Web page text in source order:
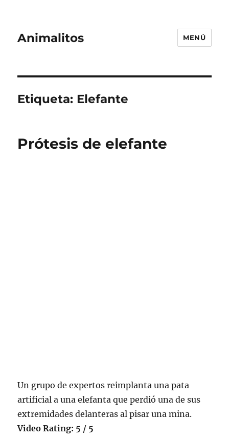
Animalitos MENÚ
Etiqueta: Elefante
Prótesis de elefante
Un grupo de expertos reimplanta una pata
artificial a una elefanta que perdió una de sus
extremidades delanteras al pisar una mina.
Video Rating: 5 / 5